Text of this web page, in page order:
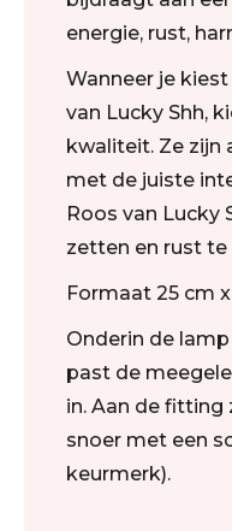
energie, rust,
Wanneer je
van Lucky Shh,
kwaliteit. Ze zijn
met de juiste
Roos van Lucky
zetten en rust te
Formaat 25 cm x
Onderin de
past de
in. Aan de
snoer met een
keurmerk).